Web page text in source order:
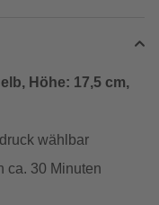
Höhe: 17,5 cm,
wählbar
ca. 30 Minuten